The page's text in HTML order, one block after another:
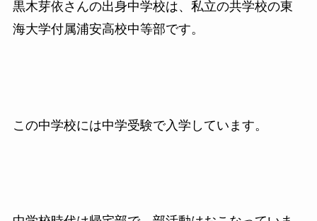
黒木芽依さんの出身中学校は、私立の共学校の東
海大学付属浦安高校中等部です。
この中学校には中学受験で入学しています。